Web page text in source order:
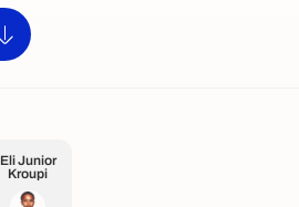
Eli Junior
Kroupi